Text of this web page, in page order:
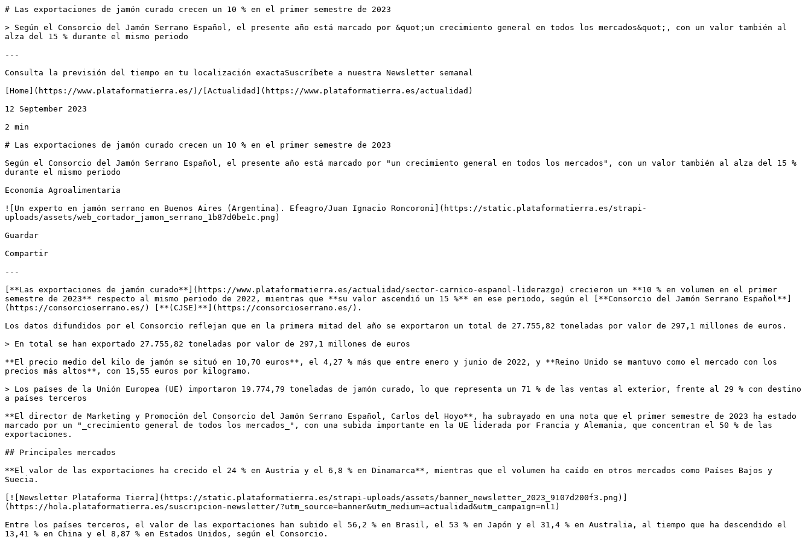
# Las exportaciones de jamón curado crecen un 10 % en el primer semestre de 2023
> Según el Consorcio del Jamón Serrano Español, el presente año está marcado por &quot;un crecimiento general en todos los mercados&quot;, con un valor también al
alza del 15 % durante el mismo periodo
---
Consulta la previsión del tiempo en tu localización exactaSuscríbete a nuestra Newsletter semanal
[Home](https://www.plataformatierra.es/)/[Actualidad](https://www.plataformatierra.es/actualidad)
12 September 2023
2 min
# Las exportaciones de jamón curado crecen un 10 % en el primer semestre de 2023
Según el Consorcio del Jamón Serrano Español, el presente año está marcado por "un crecimiento general en todos los mercados", con un valor también al alza del 15 %
durante el mismo periodo
Economía Agroalimentaria
![Un experto en jamón serrano en Buenos Aires (Argentina). Efeagro/Juan Ignacio Roncoroni](https://static.plataformatierra.es/strapi-
uploads/assets/web_cortador_jamon_serrano_1b87d0be1c.png)
Guardar
Compartir
---
[**Las exportaciones de jamón curado**](https://www.plataformatierra.es/actualidad/sector-carnico-espanol-liderazgo) crecieron un **10 % en volumen en el primer
semestre de 2023** respecto al mismo periodo de 2022, mientras que **su valor ascendió un 15 %** en ese periodo, según el [**Consorcio del Jamón Serrano Español**]
(https://consorcioserrano.es/) [**(CJSE)**](https://consorcioserrano.es/).
Los datos difundidos por el Consorcio reflejan que en la primera mitad del año se exportaron un total de 27.755,82 toneladas por valor de 297,1 millones de euros.
> En total se han exportado 27.755,82 toneladas por valor de 297,1 millones de euros
**El precio medio del kilo de jamón se situó en 10,70 euros**, el 4,27 % más que entre enero y junio de 2022, y **Reino Unido se mantuvo como el mercado con los
precios más altos**, con 15,55 euros por kilogramo.
> Los países de la Unión Europea (UE) importaron 19.774,79 toneladas de jamón curado, lo que representa un 71 % de las ventas al exterior, frente al 29 % con destino
a países terceros
**El director de Marketing y Promoción del Consorcio del Jamón Serrano Español, Carlos del Hoyo**, ha subrayado en una nota que el primer semestre de 2023 ha estado
marcado por un "_crecimiento general de todos los mercados_", con una subida importante en la UE liderada por Francia y Alemania, que concentran el 50 % de las
exportaciones.
## Principales mercados
**El valor de las exportaciones ha crecido el 24 % en Austria y el 6,8 % en Dinamarca**, mientras que el volumen ha caído en otros mercados como Países Bajos y
Suecia.
[![Newsletter Plataforma Tierra](https://static.plataformatierra.es/strapi-uploads/assets/banner_newsletter_2023_9107d200f3.png)]
(https://hola.plataformatierra.es/suscripcion-newsletter/?utm_source=banner&utm_medium=actualidad&utm_campaign=nl1)
Entre los países terceros, el valor de las exportaciones han subido el 56,2 % en Brasil, el 53 % en Japón y el 31,4 % en Australia, al tiempo que ha descendido el
13,41 % en China y el 8,87 % en Estados Unidos, según el Consorcio.